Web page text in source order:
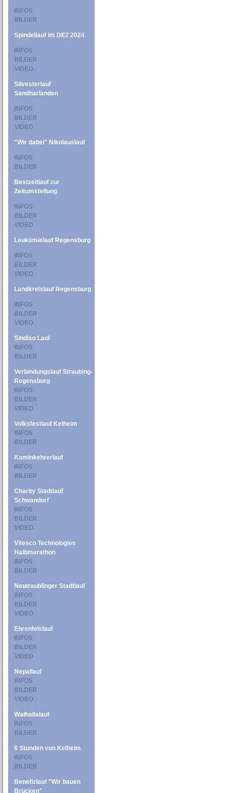
INFOS
BILDER
Spindellauf im DEZ 2024
INFOS
BILDER
VIDEO
Silvesterlauf
Sandharlanden
INFOS
BILDER
VIDEO
"Wir dabei" Nikolauslauf
INFOS
BILDER
Bestzeitlauf zur
Zeitumstellung
INFOS
BILDER
VIDEO
Leukämielauf Regensburg
INFOS
BILDER
VIDEO
Landkreislauf Regensburg
INFOS
BILDER
VIDEO
Sindiso Lauf
INFOS
BILDER
Verbindungslauf Straubing-
Regensburg
INFOS
BILDER
VIDEO
Volksfestlauf Kelheim
INFOS
BILDER
Kaminkehrerlauf
INFOS
BILDER
Charity Stadtlauf
Schwandorf
INFOS
BILDER
VIDEO
Vitesco Technologies
Halbmarathon
INFOS
BILDER
Neutraublinger Stadtlauf
INFOS
BILDER
VIDEO
Ehrenfelslauf
INFOS
BILDER
VIDEO
Nepallauf
INFOS
BILDER
VIDEO
Walhallalauf
INFOS
BILDER
6 Stunden von Kelheim
INFOS
BILDER
Benefizlauf "Wir bauen
Brücken"